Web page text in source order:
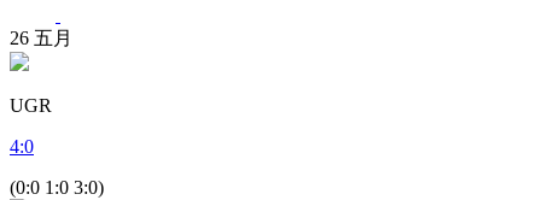
26 五月
UGR
4:0
(0:0 1:0 3:0)